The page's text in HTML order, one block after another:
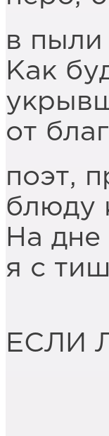
в пыли
Как
от
поэт,
блюду
На
я с
ЕСЛИ
Не